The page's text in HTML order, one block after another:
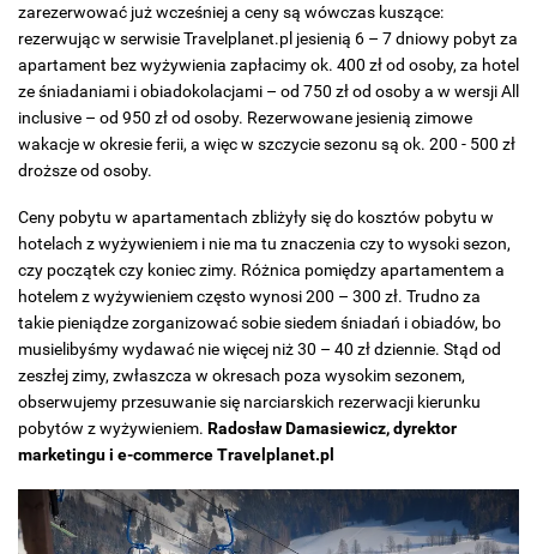
zarezerwować już wcześniej a ceny są wówczas kuszące:
rezerwując w serwisie Travelplanet.pl jesienią 6 – 7 dniowy pobyt za
apartament bez wyżywienia zapłacimy ok. 400 zł od osoby, za hotel
ze śniadaniami i obiadokolacjami – od 750 zł od osoby a w wersji All
inclusive – od 950 zł od osoby. Rezerwowane jesienią zimowe
wakacje w okresie ferii, a więc w szczycie sezonu są ok. 200 - 500 zł
droższe od osoby.
Ceny pobytu w apartamentach zbliżyły się do kosztów pobytu w
hotelach z wyżywieniem i nie ma tu znaczenia czy to wysoki sezon,
czy początek czy koniec zimy. Różnica pomiędzy apartamentem a
hotelem z wyżywieniem często wynosi 200 – 300 zł. Trudno za
takie pieniądze zorganizować sobie siedem śniadań i obiadów, bo
musielibyśmy wydawać nie więcej niż 30 – 40 zł dziennie. Stąd od
zeszłej zimy, zwłaszcza w okresach poza wysokim sezonem,
obserwujemy przesuwanie się narciarskich rezerwacji kierunku
pobytów z wyżywieniem. Radosław Damasiewicz, dyrektor
marketingu i e-commerce Travelplanet.pl